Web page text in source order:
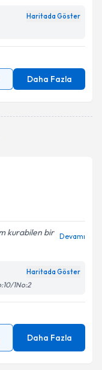
Haritada Göster
Daha Fazla
kurabilen bir Devamı
Haritada Göster
1No:2
Daha Fazla